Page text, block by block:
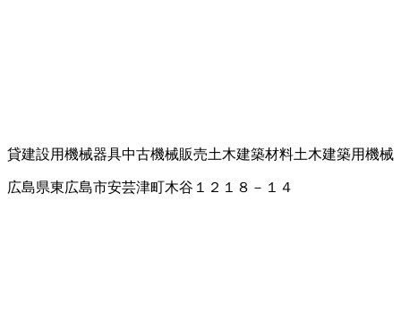
貸建設用機械器具中古機械販売土木建築材料土木建築用機械
広島県東広島市安芸津町木谷１２１８－１４